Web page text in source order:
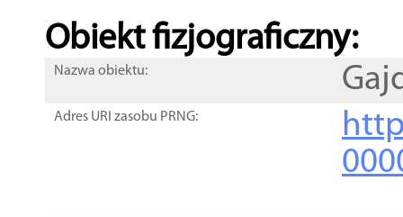
Obiekt fizjograficzny:
Nazwa obiektu:
Adres URI zasobu PRNG: